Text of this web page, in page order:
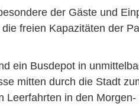
der Gäste und
freien Kapazitäten der
ein Busdepot in
mitten durch die Stadt
Leerfahrten in den